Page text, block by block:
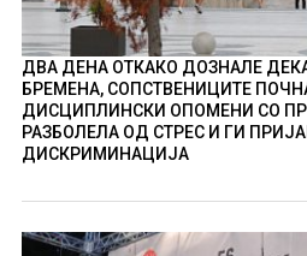
ДВА ДЕНА ОТКАКО ДОЗНАЛЕ
БРЕМЕНА, СОПСТВЕНИЦИТЕ
ДИСЦИПЛИНСКИ ОПОМЕНИ СО
РАЗБОЛЕЛА ОД СТРЕС И ГИ
ДИСКРИМИНАЦИЈА